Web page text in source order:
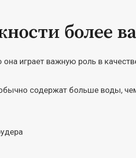
более
играет важную роль в
содержат больше воды, чем